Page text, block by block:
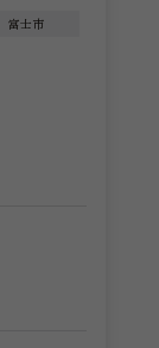
富士市